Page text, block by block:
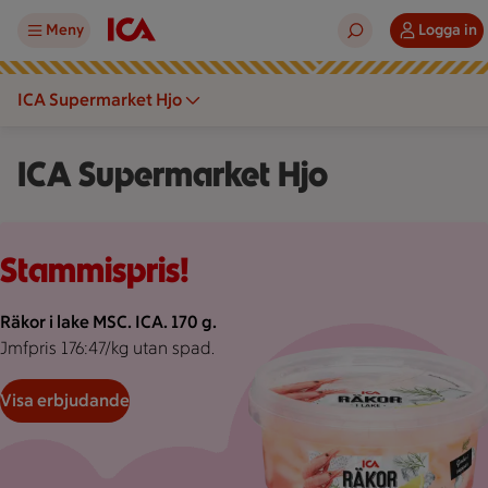
Meny Logga in
ICA Supermarket Hjo
ICA Supermarket Hjo
Stammispris!
Räkor i lake MSC. ICA. 170 g.
Jmfpris 176:47/kg utan spad.
Visa erbjudande